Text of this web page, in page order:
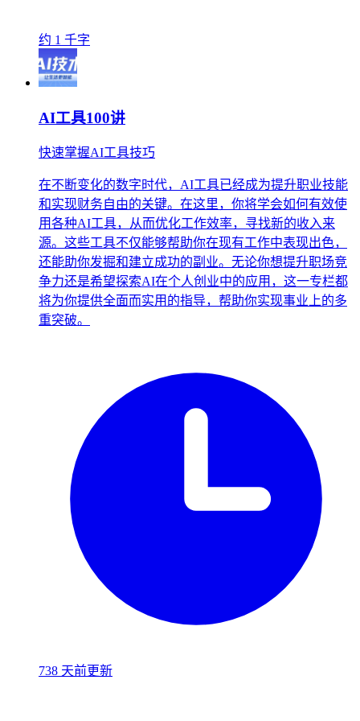
约 1 千字
AI工具100讲
快速掌握AI工具技巧
在不断变化的数字时代，AI工具已经成为提升职业技能
和实现财务自由的关键。在这里，你将学会如何有效使
用各种AI工具，从而优化工作效率，寻找新的收入来
源。这些工具不仅能够帮助你在现有工作中表现出色，
还能助你发掘和建立成功的副业。无论你想提升职场竞
争力还是希望探索AI在个人创业中的应用，这一专栏都
将为你提供全面而实用的指导，帮助你实现事业上的多
重突破。
738 天前更新